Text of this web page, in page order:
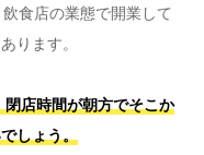
食店の業態で開業して
ります。
店時間が朝方でそこか
しょう。